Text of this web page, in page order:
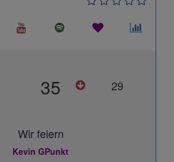
35 29
Wir feiern
Kevin GPunkt